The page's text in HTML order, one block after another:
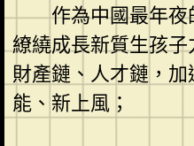
作為中國最年
繚繞成長新質生孩子
財產鏈、人才鏈，
能、新上風；